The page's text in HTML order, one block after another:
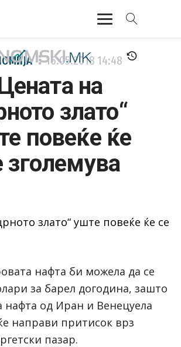
16.05.2018 14:48
на
злато“
повеќе ќе
зголемува
нафта би можела да се
за барел догодина, зашто
нафта од Иран и Венецуела
направи притисок врз
пазар.